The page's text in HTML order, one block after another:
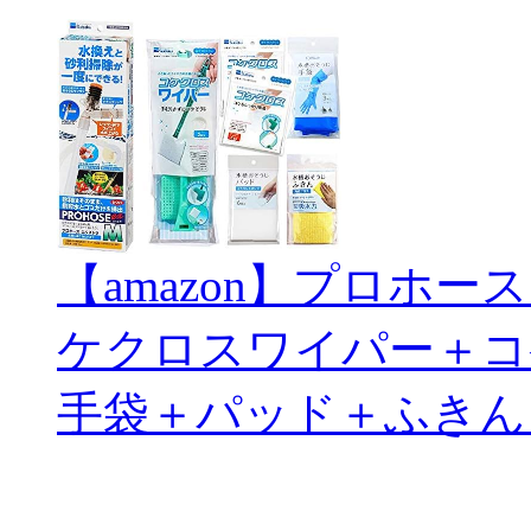
【amazon】プロホ
ケクロスワイパー＋
手袋＋パッド＋ふき